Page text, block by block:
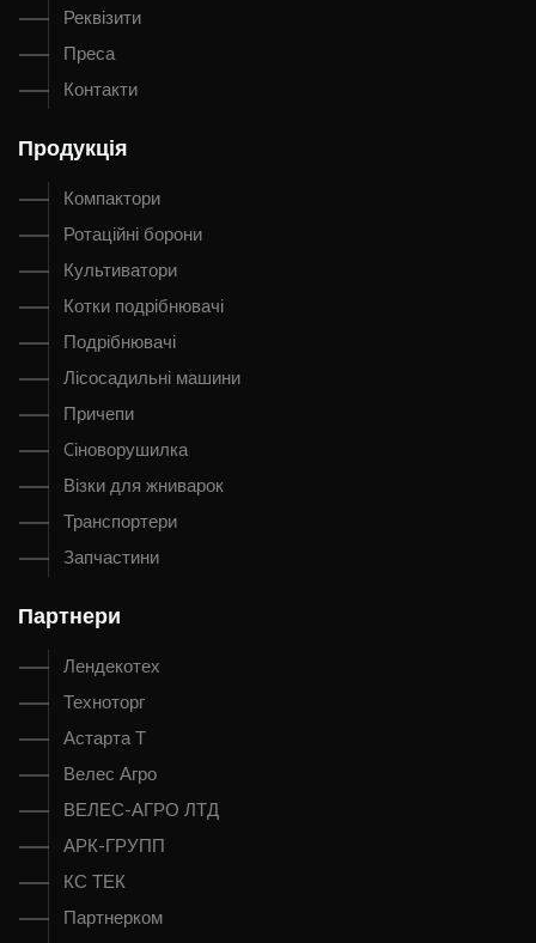
Реквізити
Преса
Контакти
Продукція
Компактори
Ротаційні борони
Культиватори
Котки подрібнювачі
Подрібнювачі
Лісосадильні машини
Причепи
Cіноворушилка
Візки для жниварок
Транспортери
Запчастини
Партнери
Лендекотех
Техноторг
Астарта Т
Велес Агро
ВЕЛЕС-АГРО ЛТД
АРК-ГРУПП
КС ТЕК
Партнерком